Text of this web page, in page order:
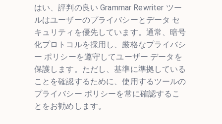
はい、評判の良い Grammar Rewriter ツー
ルはユーザーのプライバシーとデータ セ
キュリティを優先しています。通常、暗号
化プロトコルを採用し、厳格なプライバシ
ー ポリシーを遵守してユーザー データを
保護します。ただし、基準に準拠している
ことを確認するために、使用するツールの
プライバシー ポリシーを常に確認するこ
とをお勧めします。